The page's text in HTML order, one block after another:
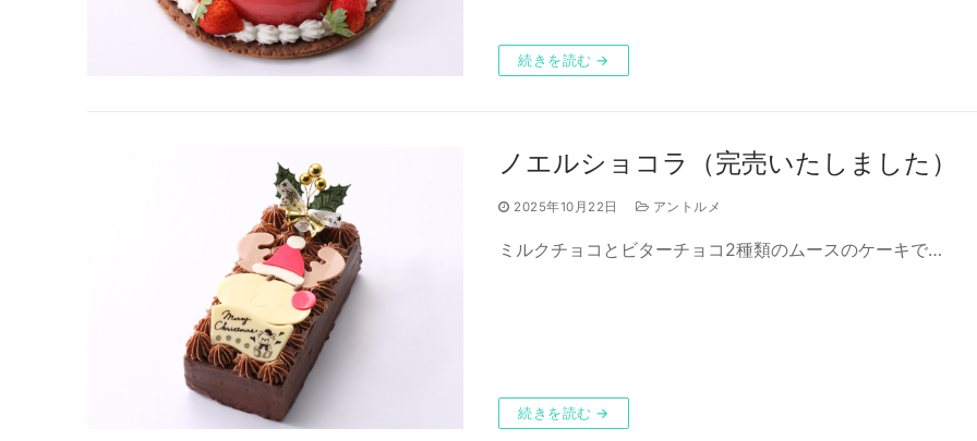
続きを読む →
ノエルショコラ（完売いたしました）
2025年10月22日 アントルメ
ミルクチョコとビターチョコ2種類のムースのケーキで…
続きを読む →